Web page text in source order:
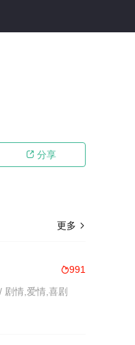
 分享
更多 
991
剧情,爱情,喜剧